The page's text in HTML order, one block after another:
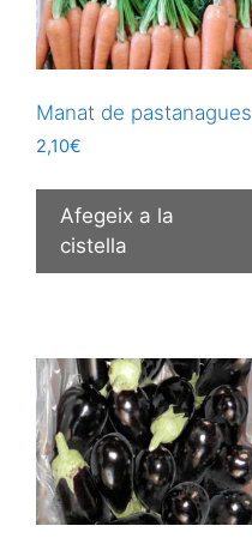
Manat de pastanagues
2,10€
Afegeix a la
cistella